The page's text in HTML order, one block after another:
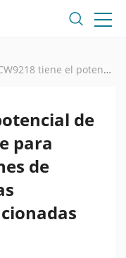
el potencial de redefinir el enfoque para tratar las condiciones de envejecimiento y las enfermedades relacionadas con la edad
de
para
de